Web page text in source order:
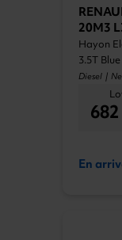
20M3
Hayon
3.5T
Diesel |
En